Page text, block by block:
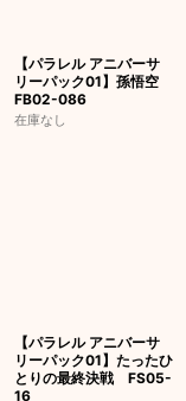
【パラレル アニバーサ
リーパック01】孫悟空
FB02-086
在庫なし
【パラレル アニバーサ
リーパック01】たったひ
とりの最終決戦 FS05-
16